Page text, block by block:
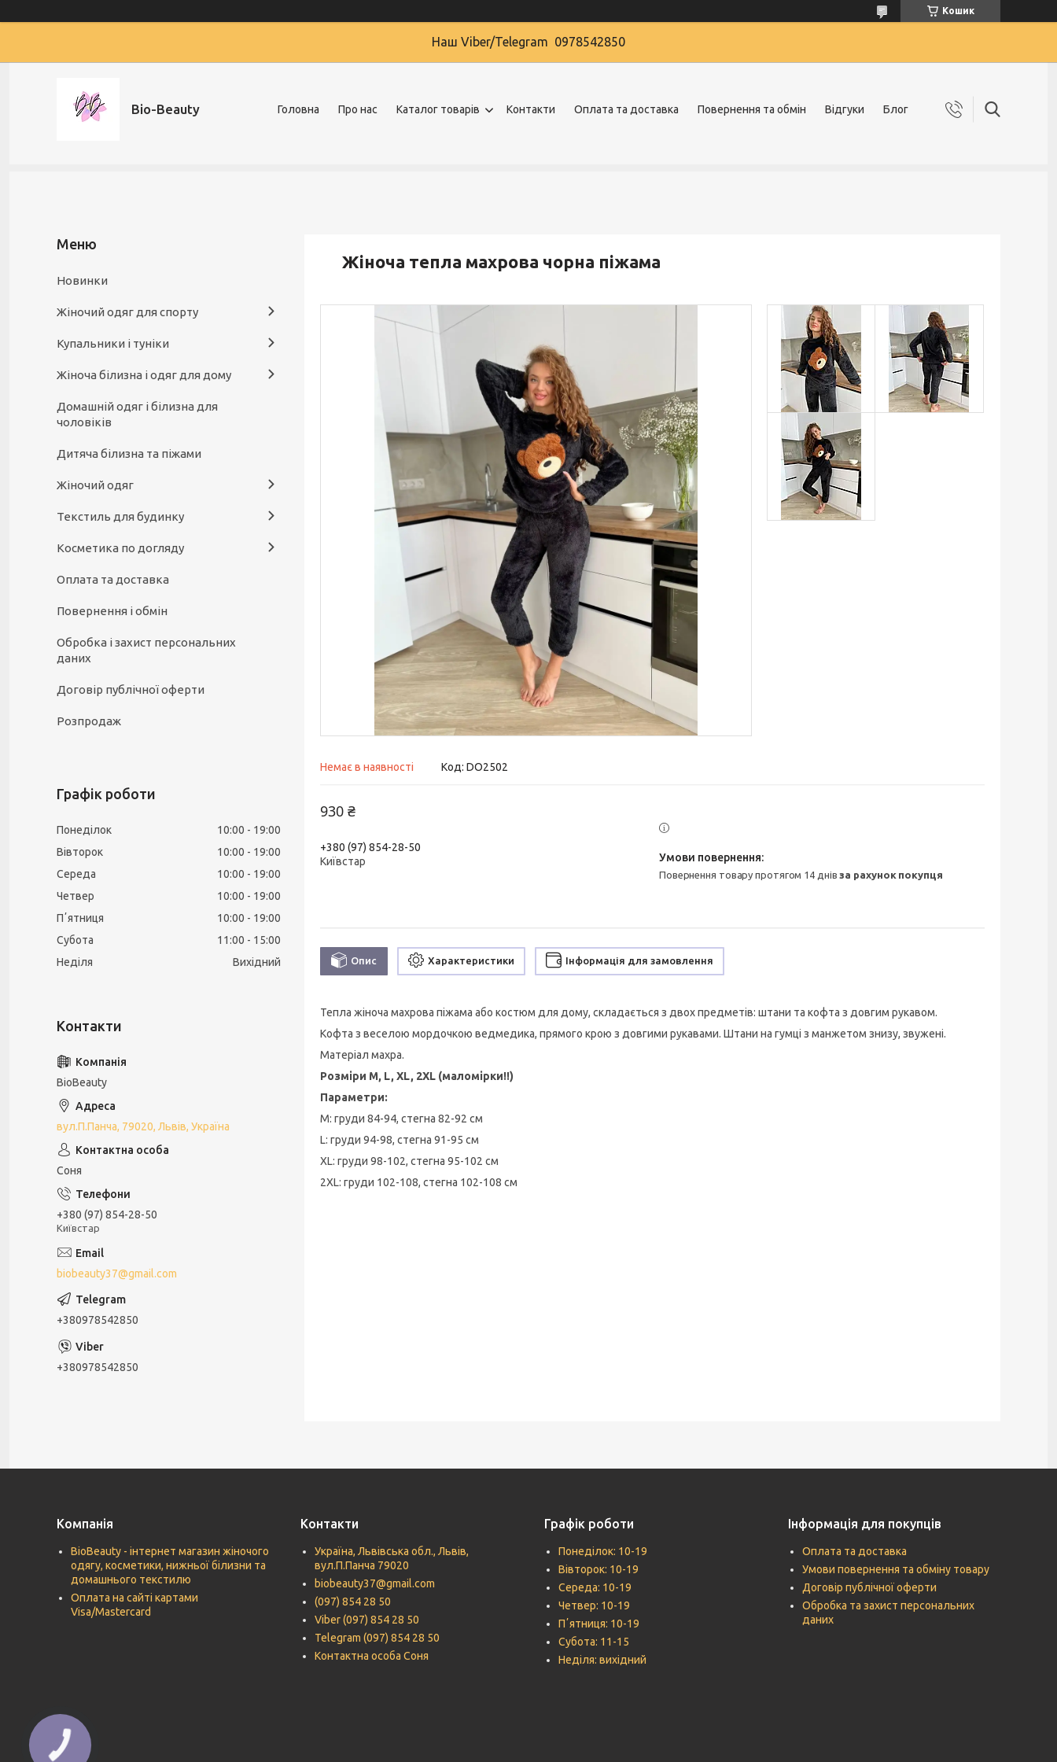
Кошик
Наш Viber/Telegram 0978542850
Bio-Beauty Головна Про нас Каталог товарів Контакти Оплата та доставка Повернення та обмін Відгуки Блог
Жіноча тепла махрова чорна піжама
Немає в наявності Код: DO2502
930 ₴
+380 (97) 854-28-50
Київстар
повернення товару протягом 14 днівза рахунок покупця
Опис Характеристики Інформація для замовлення
Тепла жіноча махрова піжама або костюм для дому, складається з двох предметів: штани та кофта з довгим рукавом.
Кофта з веселою мордочкою ведмедика, прямого крою з довгими рукавами. Штани на гумці з манжетом знизу, звужені.
Матеріал махра.
Розміри M, L, XL, 2XL (маломірки!!)
Параметри:
M: груди 84-94, стегна 82-92 см
L: груди 94-98, стегна 91-95 см
XL: груди 98-102, стегна 95-102 см
2XL: груди 102-108, стегна 102-108 см
Новинки
Жіночий одяг для спорту
Купальники і туніки
Жіноча білизна і одяг для дому
Домашній одяг і білизна для
чоловіків
Дитяча білизна та піжами
Жіночий одяг
Текстиль для будинку
Косметика по догляду
Оплата та доставка
Повернення і обмін
Обробка і захист персональних
даних
Договір публічної оферти
Розпродаж
Графік роботи
Понеділок 10:00
19:00
Вівторок
10:00
19:00
Середа
10:00
19:00
Четвер
10:00
19:00
Пʼятниця
10:00
19:00
Субота
11:00
15:00
Неділя
Вихідний
BioBeauty
вул.П.Панча, 79020, Львів, Україна
Соня
+380 (97) 854-28-50
Київстар
biobeauty37@gmail.com
+380978542850
+380978542850
Компанія
BioBeauty - інтернет магазин жіночого
одягу, косметики, нижньої білизни та
домашнього текстилю
Оплата на сайті картами
Visa/Mastercard
Контакти
Україна, Львівська обл., Львів,
вул.П.Панча 79020
biobeauty37@gmail.com
(097) 854 28 50
Viber (097) 854 28 50
Telegram (097) 854 28 50
Контактна особа Соня
Графік роботи
Понеділок: 10-19
Вівторок: 10-19
Середа: 10-19
Четвер: 10-19
Пʼятниця: 10-19
Субота: 11-15
Неділя: вихідний
Інформація для покупців
Оплата та доставка
Умови повернення та обміну товару
Договір публічної оферти
Обробка та захист персональних
даних